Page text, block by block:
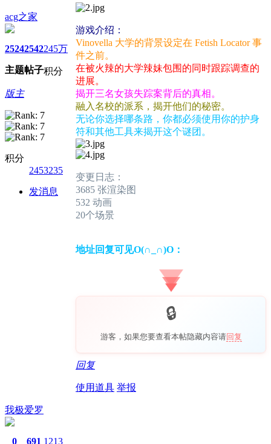
acg之家
2524
主题
2542
帖子
245万
积分
版主
积分
2453235
发消息
游戏介绍：
Vinovella 大学的背景设定在 Fetish Locator 事
件之前。
在被火辣的大学辣妹包围的同时跟踪调查的
进展。
揭开三名女孩失踪案背后的真相。
融入名校的派系，揭开他们的秘密。
无论你选择哪条路，你都必须使用你的护身
符和其他工具来揭开这个谜团。
变更日志：
3685 张渲染图
532 动画
20个场景
地址回复可见O(∩_∩)O：
游客，如果您要查看本帖隐藏内容请回复
回复
使用道具 举报
我极爱罗
0 691 1213